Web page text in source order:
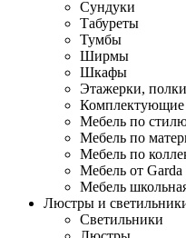
Сундуки
Табуреты
Тумбы
Ширмы
Шкафы
Этажерки, полки
Комплектующие
Мебель по
Мебель по
Мебель по
Мебель от Garda
Мебель
Люстры и
Светильники